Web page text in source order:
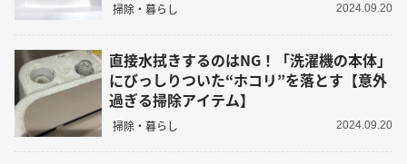
掃除・暮らし 2024.09.20
直接水拭きするのはNG！「洗濯機の本体」
にびっしりついた“ホコリ”を落とす【意外
過ぎる掃除アイテム】
掃除・暮らし 2024.09.20